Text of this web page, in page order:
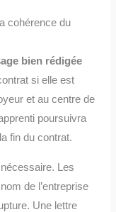
cohérence du
bien rédigée
si elle est
et au centre de
poursuivra
fin du contrat.
Les
de l’entreprise
Une lettre